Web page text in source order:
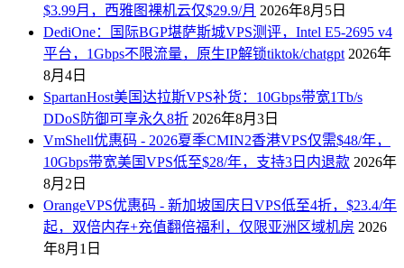
$3.99月，西雅图裸机云仅$29.9/月 2026年8月5日
DediOne：国际BGP堪萨斯城VPS测评，Intel E5-2695 v4
平台，1Gbps不限流量，原生IP解锁tiktok/chatgpt 2026年
8月4日
SpartanHost美国达拉斯VPS补货：10Gbps带宽1Tb/s
DDoS防御可享永久8折 2026年8月3日
VmShell优惠码 - 2026夏季CMIN2香港VPS仅需$48/年，
10Gbps带宽美国VPS低至$28/年，支持3日内退款 2026年
8月2日
OrangeVPS优惠码 - 新加坡国庆日VPS低至4折，$23.4/年
起，双倍内存+充值翻倍福利，仅限亚洲区域机房 2026
年8月1日